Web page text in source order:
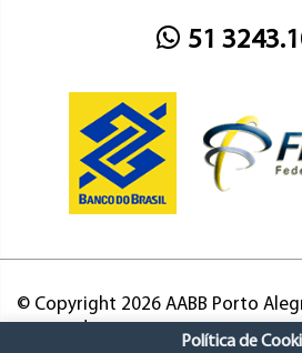
51
© Copyright 2026 AABB Porto
Política de